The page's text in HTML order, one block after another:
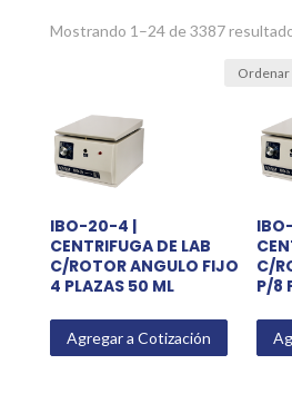
Mostrando 1–24 de 3387
IBO-20-4 |
CENTRIFUGA DE LAB
C/ROTOR ANGULO FIJO
4 PLAZAS 50 ML
Agregar a Cotización
C/
P/8